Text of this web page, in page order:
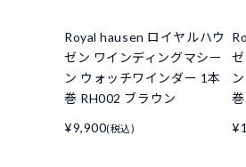
Royal hausen ロイヤルハウ
ゼン ワインディングマシー
ン ウォッチワインダー 1本
巻 RH002 ブラウン
¥9,900(税込)